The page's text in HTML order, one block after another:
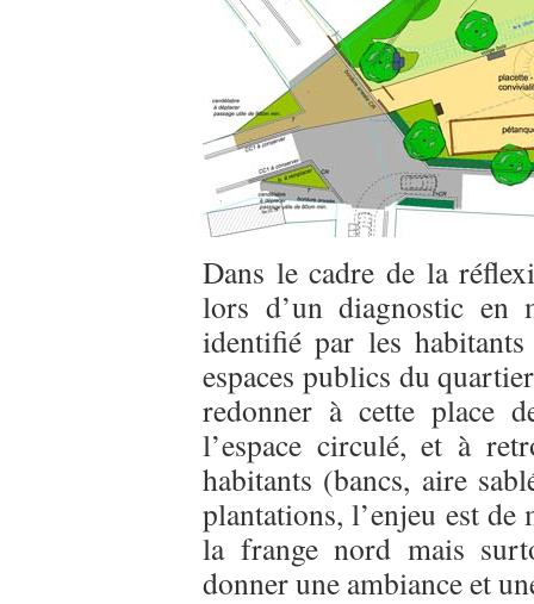
Dans le cadre de la
lors d’un diagnostic en
identifié par les
espaces publics du
redonner à cette place
l’espace circulé, et à
habitants (bancs, aire
plantations, l’enjeu est de
la frange nord mais
donner une ambiance et